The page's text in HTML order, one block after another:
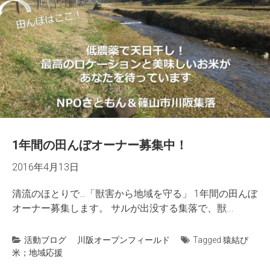
1年間の田んぼオーナー募集中！
2016年4月13日
清流のほとりで…「獣害から地域を守る」 1年間の田んぼ
オーナー募集します。 サルが出没する集落で、獣...
活動ブログ 川阪オープンフィールド Tagged 猿結び
米；地域応援